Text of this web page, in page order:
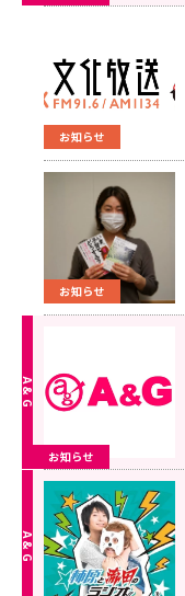
お知らせ
お知らせ
お知らせ